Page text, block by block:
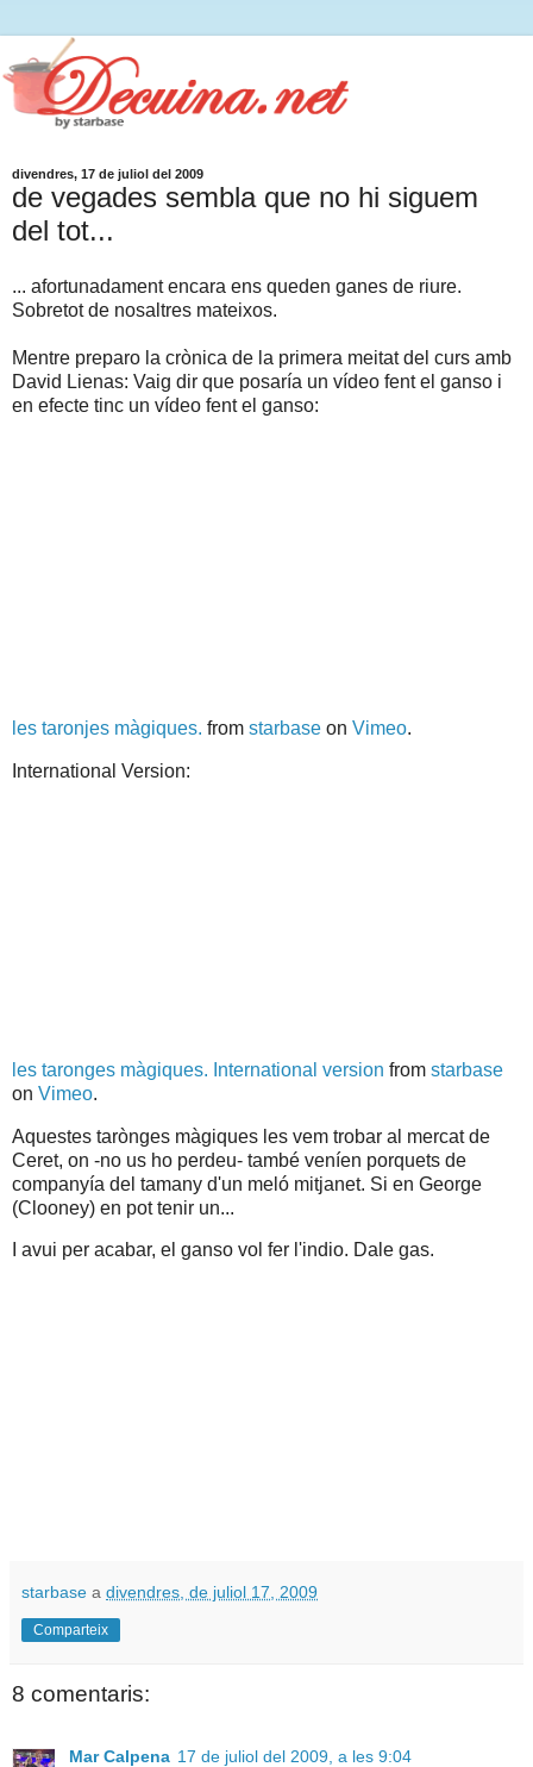
divendres, 17 de juliol del 2009
de vegades sembla que no hi siguem
del tot...
... afortunadament encara ens queden ganes de riure.
Sobretot de nosaltres mateixos.
Mentre preparo la crònica de la primera meitat del curs amb
David Lienas: Vaig dir que posaría un vídeo fent el ganso i
en efecte tinc un vídeo fent el ganso:
les taronjes màgiques. from starbase on Vimeo.
International Version:
les taronges màgiques. International version from starbase
on Vimeo.
Aquestes tarònges màgiques les vem trobar al mercat de
Ceret, on -no us ho perdeu- també veníen porquets de
companyía del tamany d'un meló mitjanet. Si en George
(Clooney) en pot tenir un...
I avui per acabar, el ganso vol fer l'indio. Dale gas.
starbase a divendres, de juliol 17, 2009
Comparteix
8 comentaris:
Mar Calpena 17 de juliol del 2009, a les 9:04